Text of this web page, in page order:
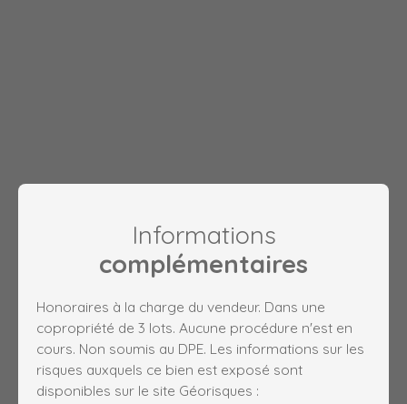
Informations
complémentaires
Honoraires à la charge du vendeur. Dans une
copropriété de 3 lots. Aucune procédure n'est en
cours. Non soumis au DPE. Les informations sur les
risques auxquels ce bien est exposé sont
disponibles sur le site Géorisques :